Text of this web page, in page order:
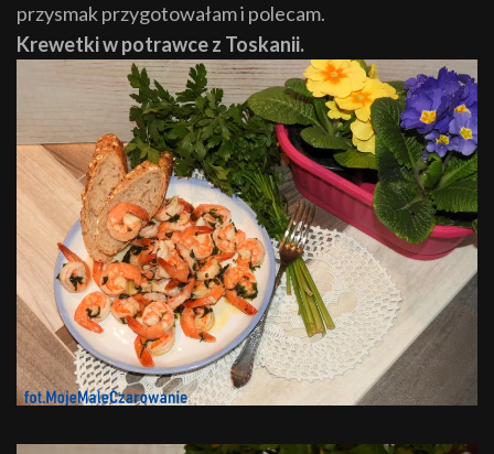
przysmak przygotowałam i polecam.
Krewetki w potrawce z Toskanii.